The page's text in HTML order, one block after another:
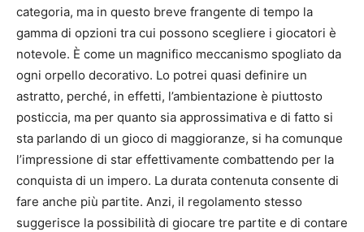
categoria, ma in questo breve frangente di tempo la
gamma di opzioni tra cui possono scegliere i giocatori è
notevole. È come un magnifico meccanismo spogliato da
ogni orpello decorativo. Lo potrei quasi definire un
astratto, perché, in effetti, l’ambientazione è piuttosto
posticcia, ma per quanto sia approssimativa e di fatto si
sta parlando di un gioco di maggioranze, si ha comunque
l’impressione di star effettivamente combattendo per la
conquista di un impero. La durata contenuta consente di
fare anche più partite. Anzi, il regolamento stesso
suggerisce la possibilità di giocare tre partite e di contare